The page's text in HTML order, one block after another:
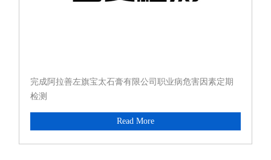
完成阿拉善左旗宝太石膏有限公司职业病危害因素定期
检测
Read More